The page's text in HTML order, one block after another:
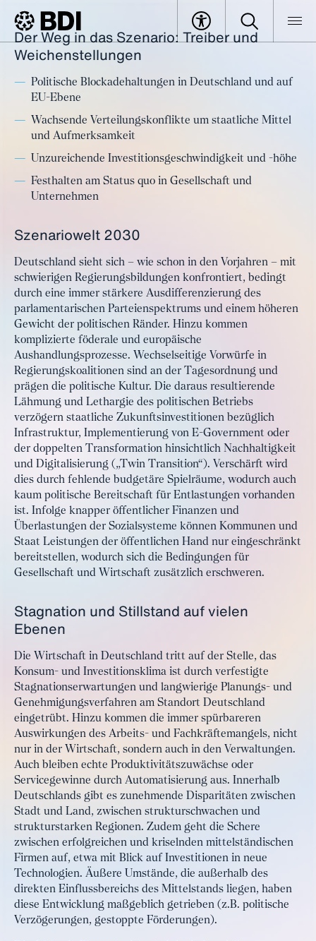
BDI Artikel
Artikel
Szenario 1: Verschleppte
Modernisierung
Der Weg in das Szenario: Treiber und
Weichenstellungen
Politische Blockadehaltungen in Deutschland und auf
EU-Ebene
Wachsende Verteilungskonflikte um staatliche Mittel
und Aufmerksamkeit
Unzureichende Investitionsgeschwindigkeit und -höhe
Festhalten am Status quo in Gesellschaft und
Unternehmen
Szenariowelt 2030
Deutschland sieht sich – wie schon in den Vorjahren – mit
schwierigen Regierungsbildungen konfrontiert, bedingt
durch eine immer stärkere Ausdifferenzierung des
parlamentarischen Parteienspektrums und einem höheren
Gewicht der politischen Ränder. Hinzu kommen
komplizierte föderale und europäische
Aushandlungsprozesse. Wechselseitige Vorwürfe in
Regierungskoalitionen sind an der Tagesordnung und
prägen die politische Kultur. Die daraus resultierende
Lähmung und Lethargie des politischen Betriebs
verzögern staatliche Zukunftsinvestitionen bezüglich
Infrastruktur, Implementierung von E-Government oder
der doppelten Transformation hinsichtlich Nachhaltigkeit
und Digitalisierung („Twin Transition“). Verschärft wird
dies durch fehlende budgetäre Spielräume, wodurch auch
kaum politische Bereitschaft für Entlastungen vorhanden
ist. Infolge knapper öffentlicher Finanzen und
Überlastungen der Sozialsysteme können Kommunen und
Staat Leistungen der öffentlichen Hand nur eingeschränkt
bereitstellen, wodurch sich die Bedingungen für
Gesellschaft und Wirtschaft zusätzlich erschweren.
Stagnation und Stillstand auf vielen
Ebenen
Die Wirtschaft in Deutschland tritt auf der Stelle, das
Konsum- und Investitionsklima ist durch verfestigte
Stagnationserwartungen und langwierige Planungs- und
Genehmigungsverfahren am Standort Deutschland
eingetrübt. Hinzu kommen die immer spürbareren
Auswirkungen des Arbeits- und Fachkräftemangels, nicht
nur in der Wirtschaft, sondern auch in den Verwaltungen.
Auch bleiben echte Produktivitätszuwächse oder
Servicegewinne durch Automatisierung aus. Innerhalb
Deutschlands gibt es zunehmende Disparitäten zwischen
Stadt und Land, zwischen strukturschwachen und
strukturstarken Regionen. Zudem geht die Schere
zwischen erfolgreichen und kriselnden mittelständischen
Firmen auf, etwa mit Blick auf Investitionen in neue
Technologien. Äußere Umstände, die außerhalb des
direkten Einflussbereichs des Mittelstands liegen, haben
diese Entwicklung maßgeblich getrieben (z.B. politische
Verzögerungen, gestoppte Förderungen).